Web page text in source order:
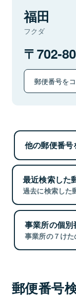
福田
フクダ
702-
郵便番号を
他の郵便番号
最近検索した
過去に検索した
事業所の個別
事業所の７けた
郵便番号